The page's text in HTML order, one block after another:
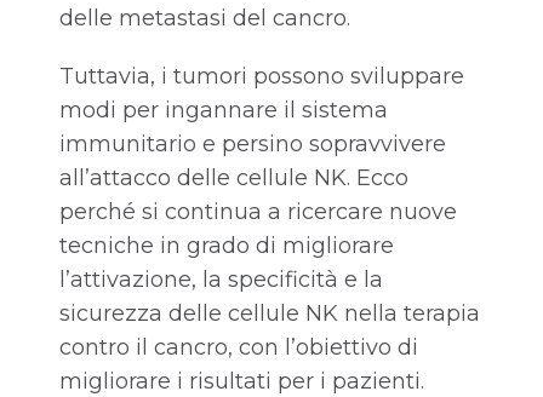
delle metastasi del cancro.
Tuttavia, i tumori possono sviluppare
modi per ingannare il sistema
immunitario e persino sopravvivere
all’attacco delle cellule NK. Ecco
perché si continua a ricercare nuove
tecniche in grado di migliorare
l’attivazione, la specificità e la
sicurezza delle cellule NK nella terapia
contro il cancro, con l’obiettivo di
migliorare i risultati per i pazienti.